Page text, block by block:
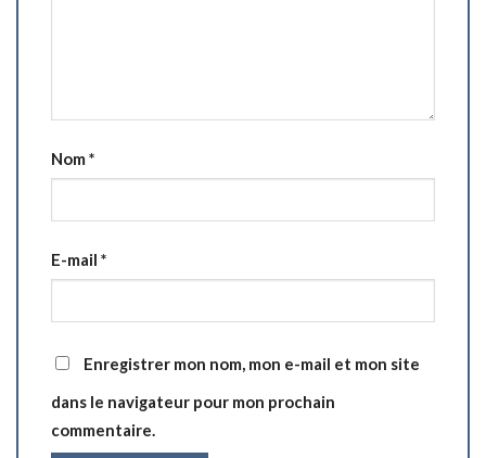
Nom*
E-mail *
Enregistrer mon nom, mon e-mail et mon site
dans le navigateur pour mon prochain
commentaire.